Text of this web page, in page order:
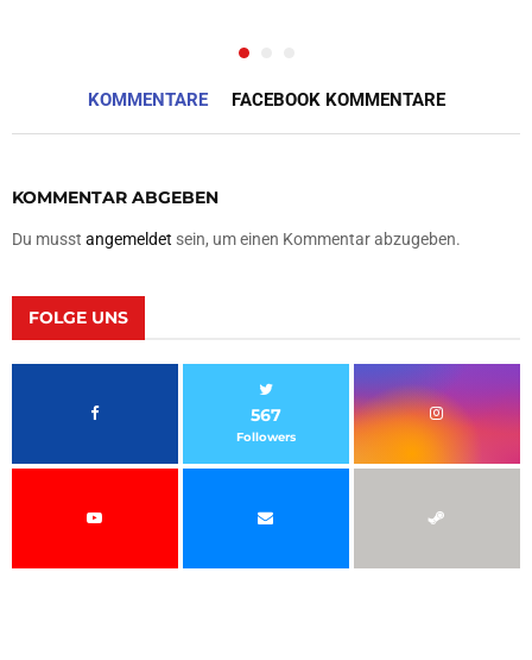
KOMMENTARE FACEBOOK KOMMENTARE
KOMMENTAR ABGEBEN
Du musst angemeldet sein, um einen Kommentar abzugeben.
FOLGE UNS
567
Followers